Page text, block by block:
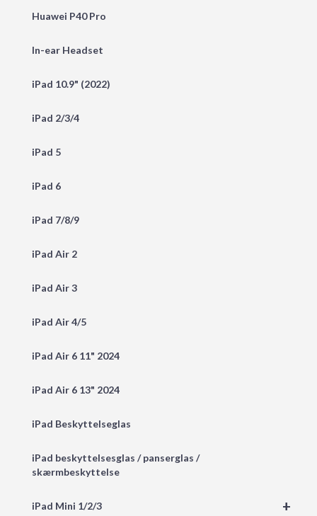
Huawei P40 Pro
In-ear Headset
iPad 10.9" (2022)
iPad 2/3/4
iPad 5
iPad 6
iPad 7/8/9
iPad Air 2
iPad Air 3
iPad Air 4/5
iPad Air 6 11" 2024
iPad Air 6 13" 2024
iPad Beskyttelseglas
iPad beskyttelsesglas / panserglas /
skærmbeskyttelse
+
iPad Mini 1/2/3